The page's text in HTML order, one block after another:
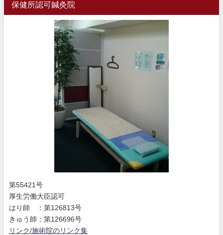
保健所認可鍼灸院
第55421号
厚生労働大臣認可
はり師 ：第126813号
きゅう師：第126696号
リンク/施術院のリンク集